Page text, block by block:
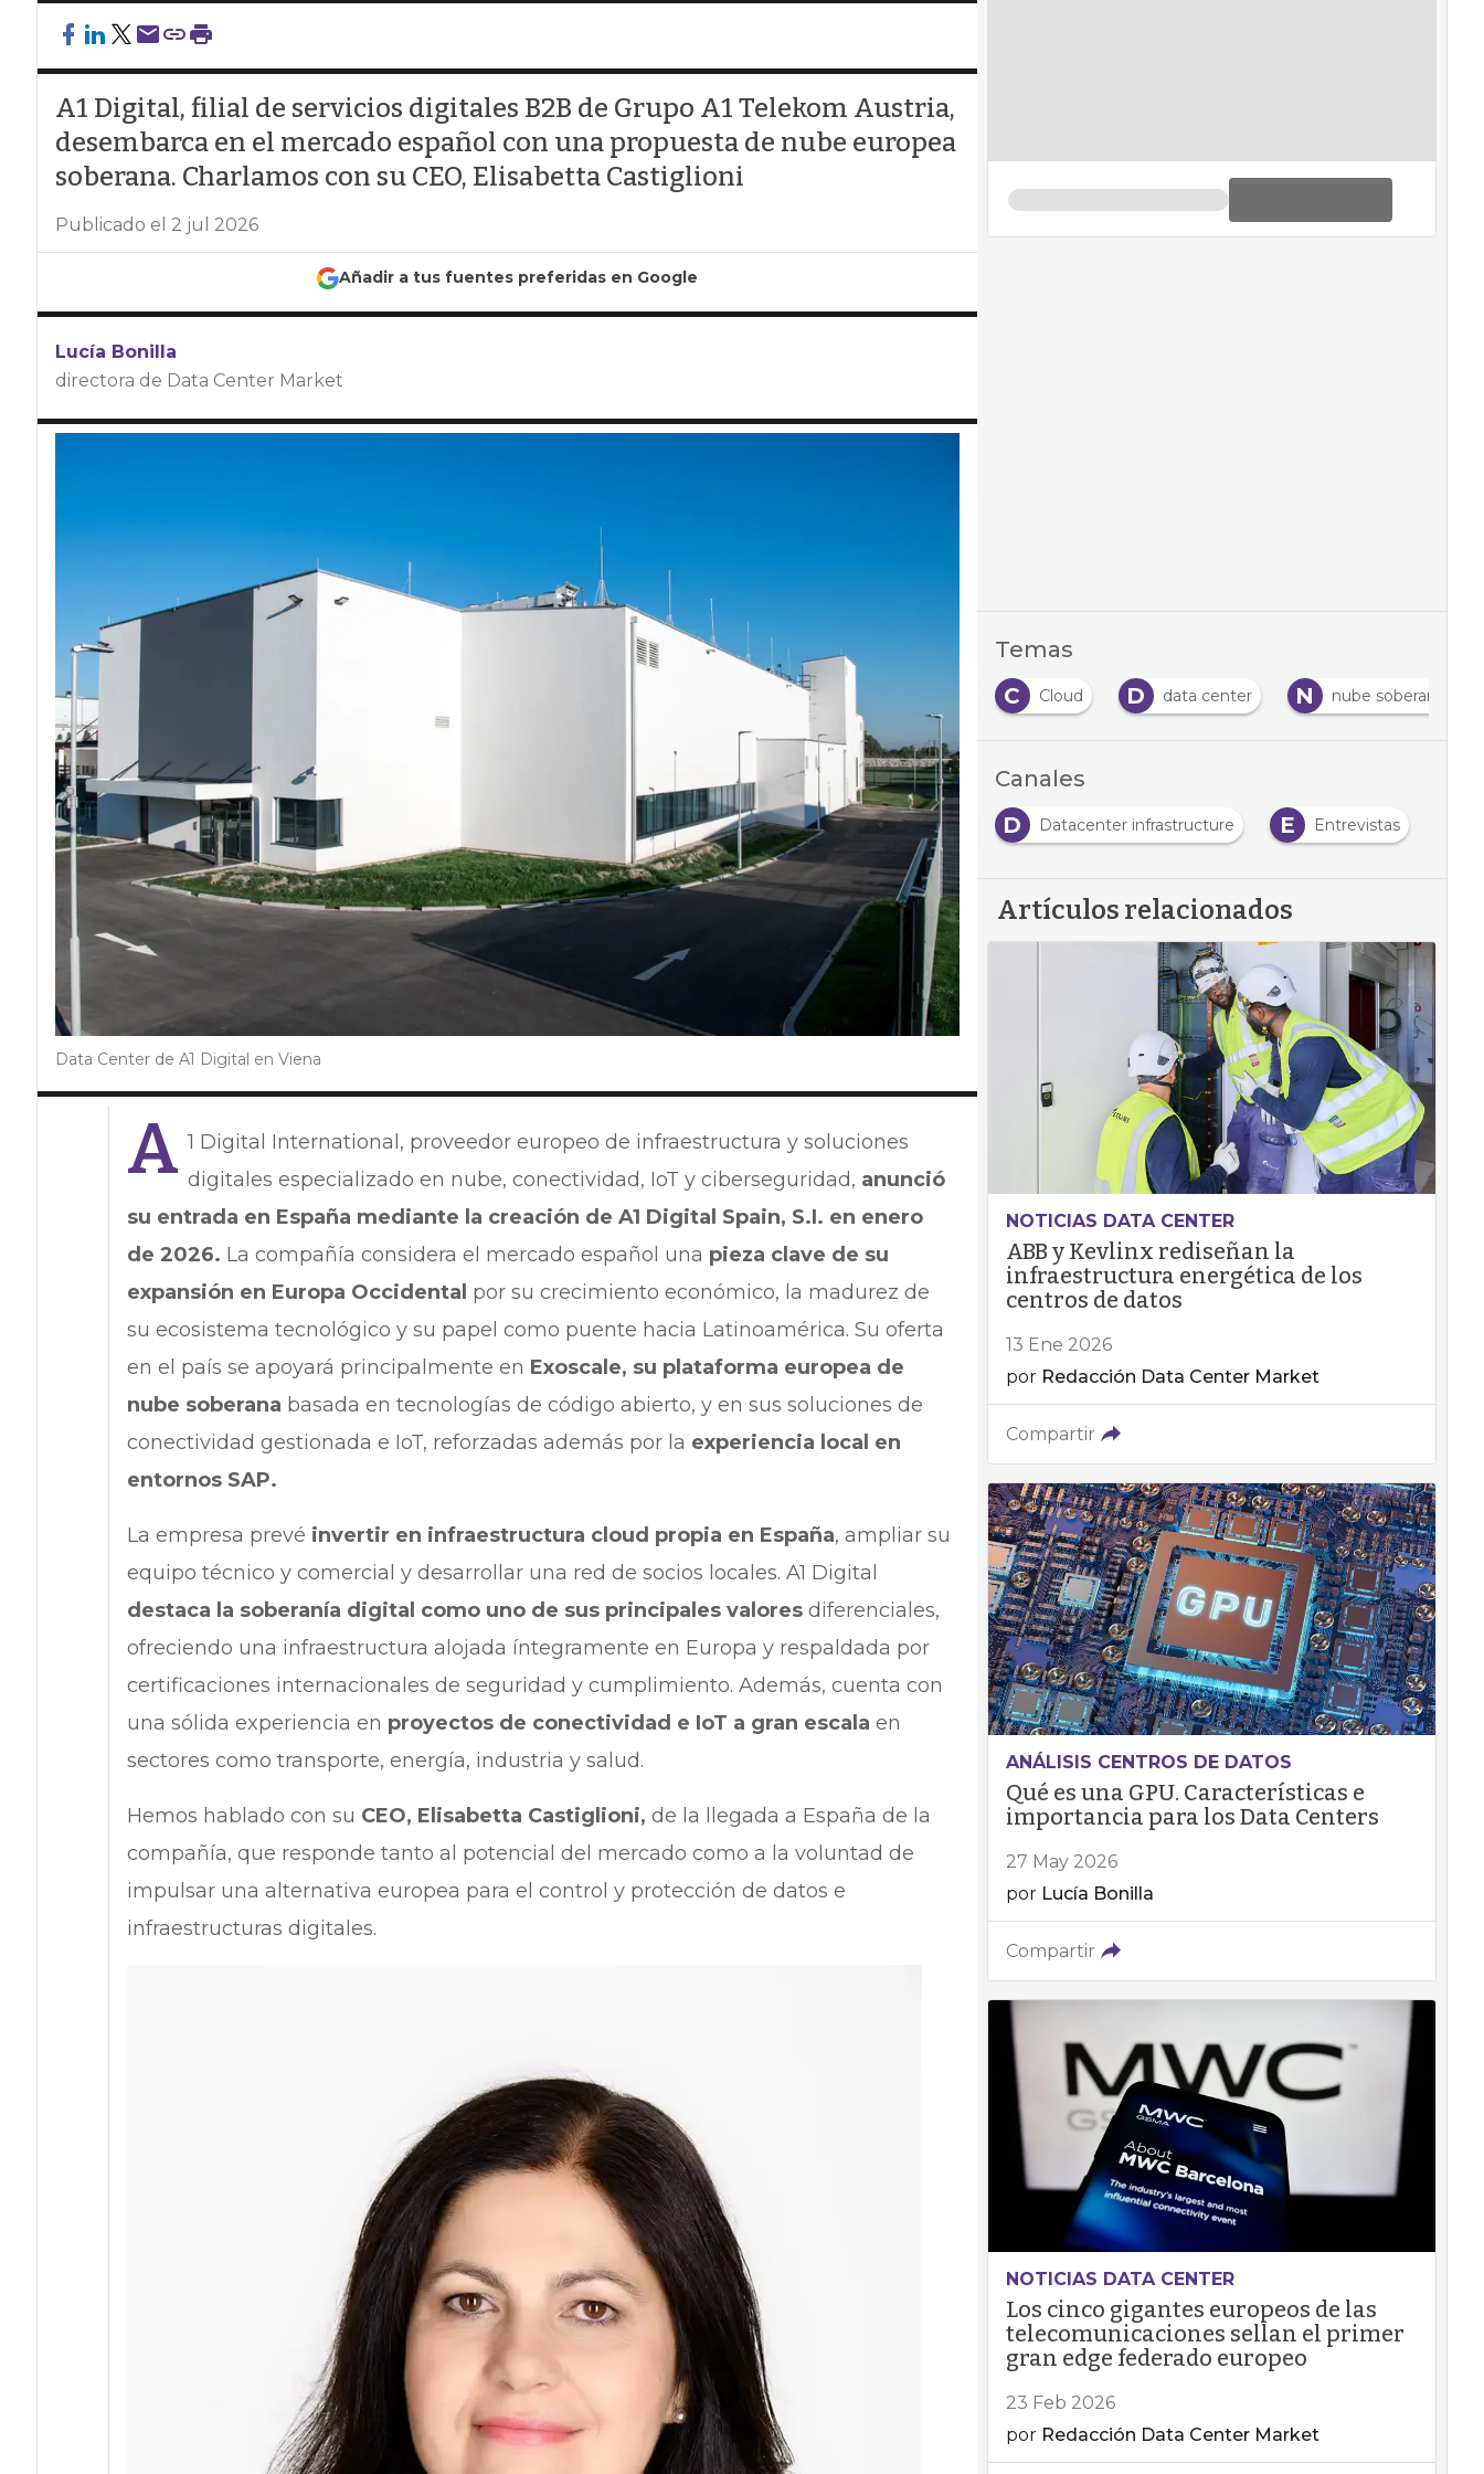
A1 Digital, filial de servicios digitales B2B de Grupo A1 Telekom Austria,
desembarca en el mercado español con una propuesta de nube europea
soberana. Charlamos con su CEO, Elisabetta Castiglioni
Publicado el 2 jul 2026
Añadir a tus fuentes preferidas en Google
Lucía Bonilla
directora de Data Center Market
Data Center de A1 Digital en Viena
A 1 Digital International, proveedor europeo de infraestructura y soluciones
digitales especializado en nube, conectividad, IoT y ciberseguridad, anunció
su entrada en España mediante la creación de A1 Digital Spain, S.I. en enero
de 2026. La compañía considera el mercado español una pieza clave de su
expansión en Europa Occidental por su crecimiento económico, la madurez de
su ecosistema tecnológico y su papel como puente hacia Latinoamérica. Su oferta
en el país se apoyará principalmente en Exoscale, su plataforma europea de
nube soberana basada en tecnologías de código abierto, y en sus soluciones de
conectividad gestionada e IoT, reforzadas además por la experiencia local en
entornos SAP.
La empresa prevé invertir en infraestructura cloud propia en España, ampliar su
equipo técnico y comercial y desarrollar una red de socios locales. A1 Digital
destaca la soberanía digital como uno de sus principales valores diferenciales,
ofreciendo una infraestructura alojada íntegramente en Europa y respaldada por
certificaciones internacionales de seguridad y cumplimiento. Además, cuenta con
una sólida experiencia en proyectos de conectividad e IoT a gran escala en
sectores como transporte, energía, industria y salud.
Hemos hablado con su CEO, Elisabetta Castiglioni, de la llegada a España de la
compañía, que responde tanto al potencial del mercado como a la voluntad de
impulsar una alternativa europea para el control y protección de datos e
infraestructuras digitales.
Temas
C Cloud D data center N nube soberana
Canales
D
Datacenter infrastructure E Entrevistas
Artículos relacionados
NOTICIAS DATA CENTER
ABB y Kevlinx rediseñan la
infraestructura energética de los
centros de datos
13 Ene 2026
por Redacción Data Center Market
Compartir
ANÁLISIS CENTROS DE DATOS
Qué es una GPU. Características e
importancia para los Data Centers
27 May 2026
por Lucía Bonilla
Compartir
NOTICIAS DATA CENTER
Los cinco gigantes europeos de las
telecomunicaciones sellan el primer
gran edge federado europeo
23 Feb 2026
por Redacción Data Center Market